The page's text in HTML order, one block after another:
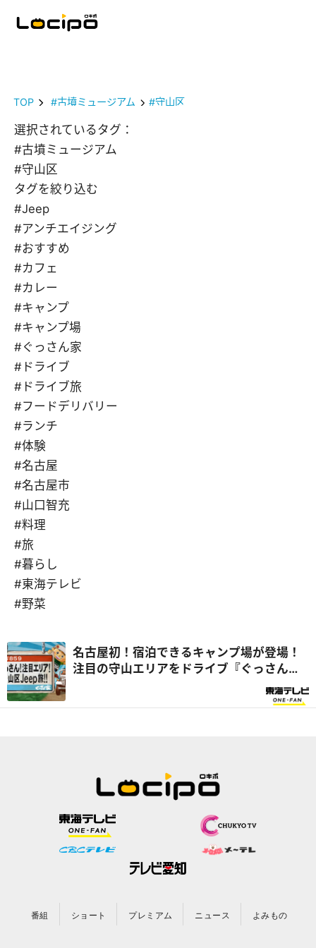
TOP #古墳ミュージアム #守山区
選択されているタグ：
#古墳ミュージアム
#守山区
タグを絞り込む
#Jeep
#アンチエイジング
#おすすめ
#カフェ
#カレー
#キャンプ
#キャンプ場
#ぐっさん家
#ドライブ
#ドライブ旅
#フードデリバリー
#ランチ
#体験
#名古屋
#名古屋市
#山口智充
#料理
#旅
#暮らし
#東海テレビ
#野菜
名古屋初！宿泊できるキャンプ場が登場！
注目の守山エリアをドライブ『ぐっさん
番組 ショート プレミアム ニュース よみもの